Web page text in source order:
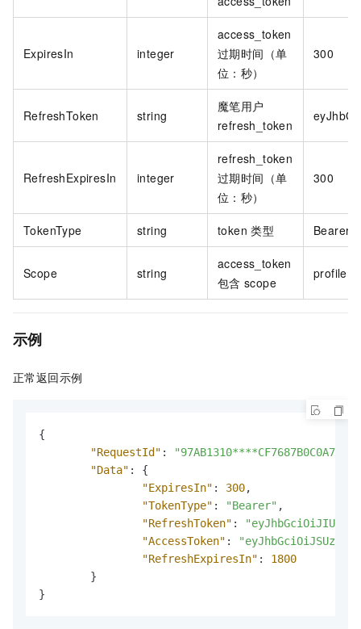
ExpiresIn integer
access_token
过期时间（单
位：秒）
300
RefreshToken string
魔笔用户
refresh_token
RefreshExpiresIn integer
refresh_token
过期时间（单
位：秒）
300
TokenType string token 类型 Bearer
Scope string
access_token
包含 scope
profile
示例
正常返回示例
{
"RequestId" : "97AB1310****CF7687B0C0A7"
"Data" :
{
"ExpiresIn" : 300,
"TokenType" : "Bearer" ,
"RefreshToken" :
"AccessToken" :
"RefreshExpiresIn" :
1800
}
}